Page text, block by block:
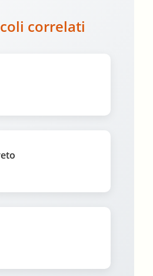
correlati